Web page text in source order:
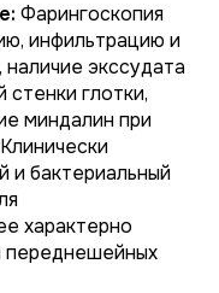
Фарингоскопия
инфильтрацию и
экссудата
глотки,
миндалин при
и бактериальный
характерно
переднешейных